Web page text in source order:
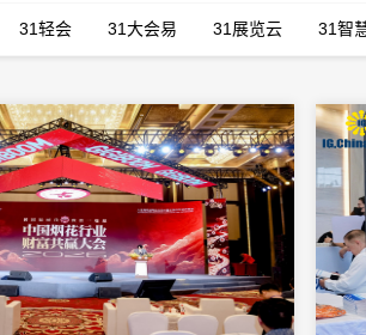
31轻会 31大会易 31展览云 31智